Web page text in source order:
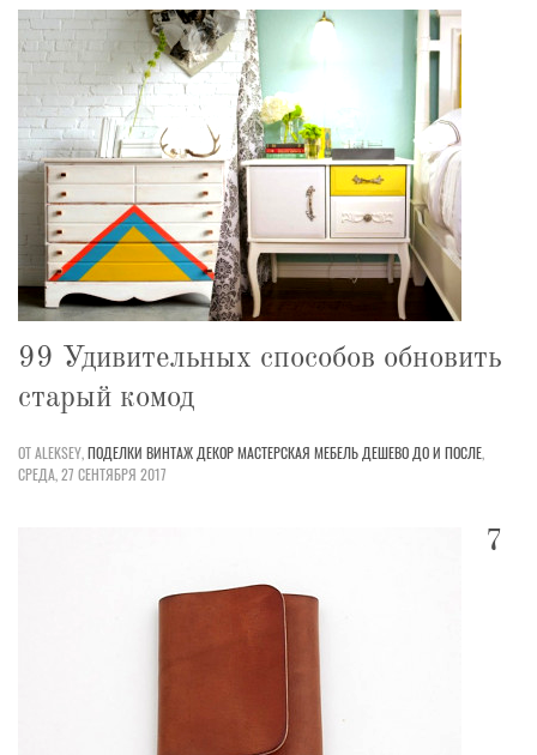
99 Удивительных способов обновить
старый комод
ОТ ALEKSEY,ПОДЕЛКИ ВИНТАЖ ДЕКОРМАСТЕРСКАЯ МЕБЕЛЬ ДЕШЕВО ДО И ПОСЛЕ,
СРЕДА, 27 СЕНТЯБРЯ 2017
7